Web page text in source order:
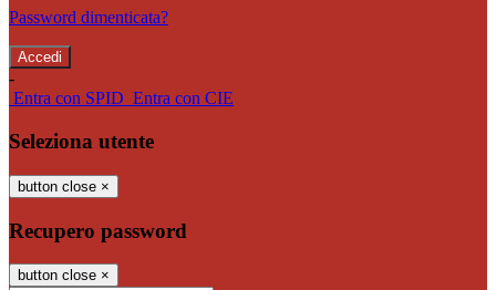
Password dimenticata?
-
Entra con SPID Entra con CIE
Seleziona utente
button close ×
Recupero password
button close ×